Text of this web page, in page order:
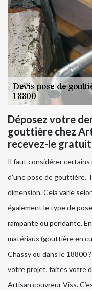
Déposez votre
gouttière chez
recevez-le
Il faut considérer certains
d’une pose de gouttière.
dimension. Cela varie
également le type de
rampante ou pendante.
matériaux (gouttière en
Chassy ou dans le 18800
votre projet, faites votre
Artisan couvreur Viss.